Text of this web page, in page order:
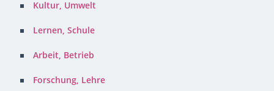
Kultur, Umwelt
Lernen, Schule
Arbeit, Betrieb
Forschung, Lehre